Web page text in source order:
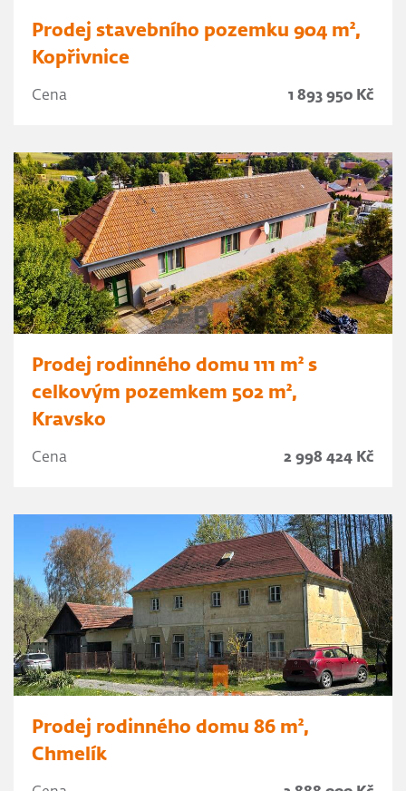
Prodej stavebního pozemku 904 m²,
Kopřivnice
Cena 1 893 950 Kč
Prodej rodinného domu 111 m² s
celkovým pozemkem 502 m²,
Kravsko
Cena 2 998 424 Kč
Prodej rodinného domu 86 m²,
Chmelík